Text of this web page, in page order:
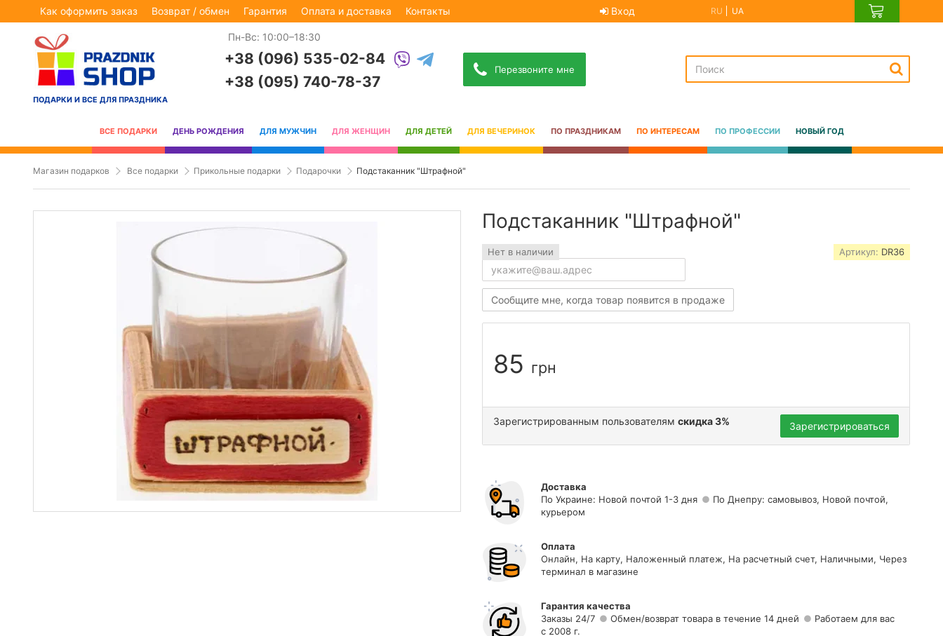
Как оформить заказ Возврат / обмен Гарантия Оплата и доставка Контакты Вход RU UA
ПОДАРКИ И ВСЕ ДЛЯ ПРАЗДНИКА
Пн-Вс: 10:00–18:30
+38 (096) 535-02-84
+38 (095) 740-78-37
Перезвоните мне
ВСЕ ПОДАРКИ ДЕНЬ РОЖДЕНИЯ ДЛЯ МУЖЧИН ДЛЯ ЖЕНЩИН ДЛЯ ДЕТЕЙ ДЛЯ ВЕЧЕРИНОК ПО ПРАЗДНИКАМ ПО ИНТЕРЕСАМ ПО ПРОФЕССИИ НОВЫЙ ГОД
Магазин подарков Все подарки Прикольные подарки Подарочки Подстаканник "Штрафной"
Подстаканник "Штрафной"
Нет в наличии
Сообщите мне, когда товар появится в продаже
Артикул: DR36
85 грн
Зарегистрированным пользователям скидка 3% Зарегистрироваться
Доставка
По Украине: Новой почтой 1-3 дня
По Днепру: самовывоз, Новой почтой,
курьером
Оплата
Онлайн, На карту, Наложенный платеж, На расчетный счет, Наличными, Через
терминал в магазине
Гарантия качества
Заказы 24/7
Обмен/возврат товара в течение 14 дней
Работаем для вас
с 2008 г.